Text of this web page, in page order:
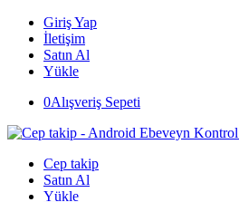
Giriş Yap
İletişim
Satın Al
Yükle
0Alışveriş Sepeti
Cep takip
Satın Al
Yükle